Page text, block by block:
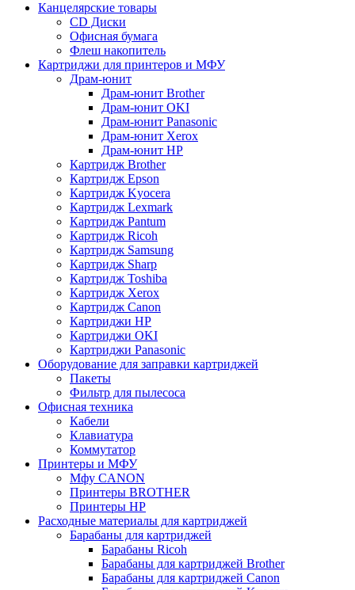
Канцелярские товары
CD Диски
Офисная бумага
Флеш накопитель
Картриджи для принтеров и МФУ
Драм-юнит
Драм-юнит Brother
Драм-юнит OKI
Драм-юнит Panasonic
Драм-юнит Xerox
Драм-юнит НР
Картридж Brother
Картридж Epson
Картридж Kyocera
Картридж Lexmark
Картридж Pantum
Картридж Ricoh
Картридж Samsung
Картридж Sharp
Картридж Toshiba
Картридж Xerox
Картридж Сanon
Картриджи HP
Картриджи OKI
Картриджи Panasonic
Оборудование для заправки картриджей
Пакеты
Фильтр для пылесоса
Офисная техника
Кабели
Клавиатура
Коммутатор
Принтеры и МФУ
Мфу CANON
Принтеры BROTHER
Принтеры HP
Расходные материалы для картриджей
Барабаны для картриджей
Барабаны Ricoh
Барабаны для картриджей Brother
Барабаны для картриджей Canon